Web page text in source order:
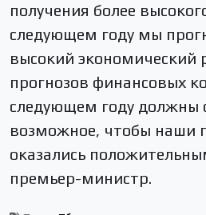
получения более
следующем году мы
высокий экономический
прогнозов финансовых
следующем году должны
возможное, чтобы наши
оказались
премьер-министр.